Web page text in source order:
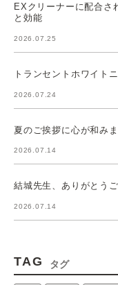
EXクリーナーに配合さ
と効能
2026.07.25
トランセントホワイト
2026.07.24
夏のご挨拶に心が和み
2026.07.14
結城先生、ありがとうご
2026.07.14
TAG タグ